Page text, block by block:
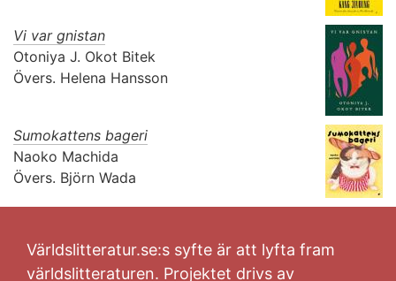
Vi var gnistan
Otoniya J. Okot Bitek
Övers. Helena Hansson
Sumokattens bageri
Naoko Machida
Övers. Björn Wada
Världslitteratur.se:s syfte är att lyfta fram
världslitteraturen. Projektet drivs av